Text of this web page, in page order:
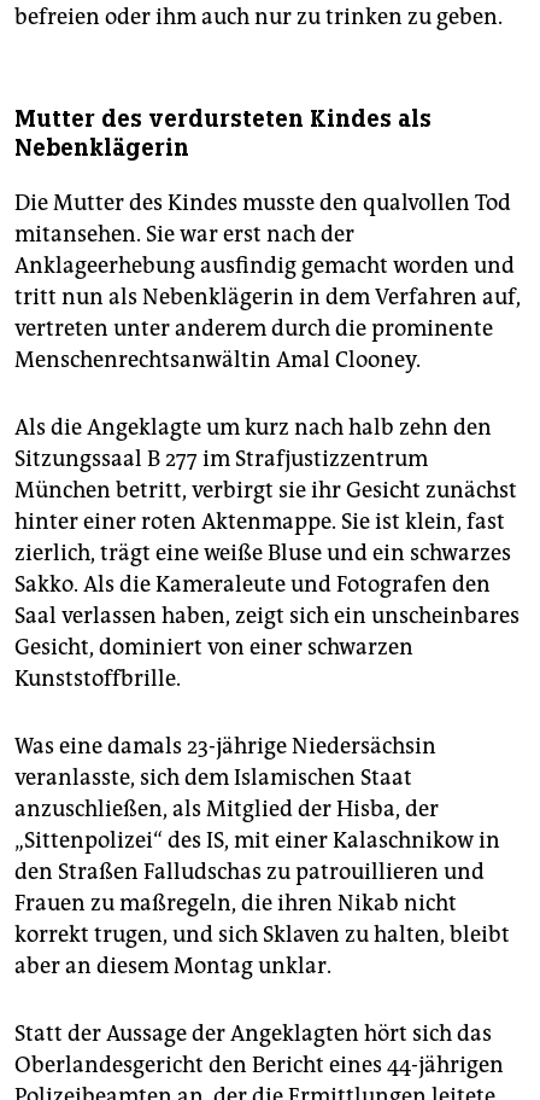
befreien oder ihm auch nur zu trinken zu geben.
Mutter des verdursteten Kindes als
Nebenklägerin
Die Mutter des Kindes musste den qualvollen Tod
mitansehen. Sie war erst nach der
Anklageerhebung ausfindig gemacht worden und
tritt nun als Nebenklägerin in dem Verfahren auf,
vertreten unter anderem durch die prominente
Menschenrechtsanwältin Amal Clooney.
Als die Angeklagte um kurz nach halb zehn den
Sitzungssaal B 277 im Strafjustizzentrum
München betritt, verbirgt sie ihr Gesicht zunächst
hinter einer roten Aktenmappe. Sie ist klein, fast
zierlich, trägt eine weiße Bluse und ein schwarzes
Sakko. Als die Kameraleute und Fotografen den
Saal verlassen haben, zeigt sich ein unscheinbares
Gesicht, dominiert von einer schwarzen
Kunststoffbrille.
Was eine damals 23-jährige Niedersächsin
veranlasste, sich dem Islamischen Staat
anzuschließen, als Mitglied der Hisba, der
„Sittenpolizei“ des IS, mit einer Kalaschnikow in
den Straßen Falludschas zu patrouillieren und
Frauen zu maßregeln, die ihren Nikab nicht
korrekt trugen, und sich Sklaven zu halten, bleibt
aber an diesem Montag unklar.
Statt der Aussage der Angeklagten hört sich das
Oberlandesgericht den Bericht eines 44-jährigen